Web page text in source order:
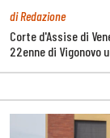
di Redazione
Corte d'Assise di
22enne di Vigonovo